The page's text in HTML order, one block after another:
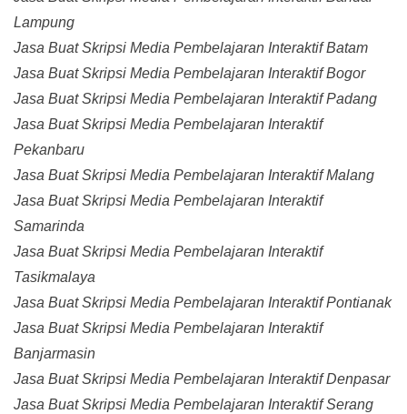
Lampung
Jasa Buat Skripsi Media Pembelajaran Interaktif Batam
Jasa Buat Skripsi Media Pembelajaran Interaktif Bogor
Jasa Buat Skripsi Media Pembelajaran Interaktif Padang
Jasa Buat Skripsi Media Pembelajaran Interaktif
Pekanbaru
Jasa Buat Skripsi Media Pembelajaran Interaktif Malang
Jasa Buat Skripsi Media Pembelajaran Interaktif
Samarinda
Jasa Buat Skripsi Media Pembelajaran Interaktif
Tasikmalaya
Jasa Buat Skripsi Media Pembelajaran Interaktif Pontianak
Jasa Buat Skripsi Media Pembelajaran Interaktif
Banjarmasin
Jasa Buat Skripsi Media Pembelajaran Interaktif Denpasar
Jasa Buat Skripsi Media Pembelajaran Interaktif Serang